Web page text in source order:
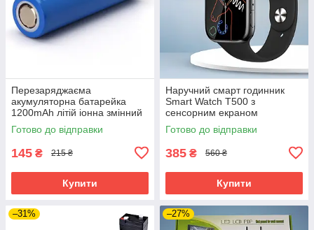
Перезаряджаєма
акумуляторна батарейка
1200mAh літій іонна змінний
акумулятор 18650
Готово до відправки
145 ₴ 215 ₴
Купити
Наручний смарт годинник
Smart Watch Т500 з
сенсорним екраном
розумний годинник фітнес-
трекер
Готово до відправки
385 ₴ 560 ₴
Купити
–31% –27%